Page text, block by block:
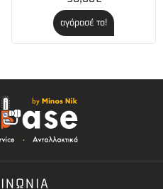
αγόρασέ το!